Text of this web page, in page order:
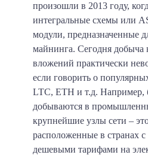
произошли в 2013 году,
интегральные схемы или
модули, предназначенные
майнинга. Сегодня добыча
вложений практически
если говорить о
LTC, ETH и т.д. Например,
добываются в
крупнейшие узлы сети –
расположенные в странах с
дешевыми тарифами на